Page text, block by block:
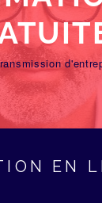
EN